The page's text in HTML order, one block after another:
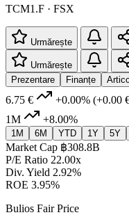
TCM1.F · FSX
Urmărește
Urmărește
Prezentare
Finanțe
6.75 € +0.00% (+0.00
1M
+8.00%
1M 6M YTD 1Y 5Y
Market Cap ฿308.8B
P/E Ratio 22.00x
Div. Yield 2.92%
ROE 3.95%
Bulios Fair Price